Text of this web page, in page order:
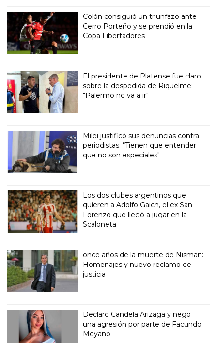
Colón consiguió un triunfazo ante
Cerro Porteño y se prendió en la
Copa Libertadores
El presidente de Platense fue claro
sobre la despedida de Riquelme:
"Palermo no va a ir"
Milei justificó sus denuncias contra
periodistas: “Tienen que entender
que no son especiales"
Los dos clubes argentinos que
quieren a Adolfo Gaich, el ex San
Lorenzo que llegó a jugar en la
Scaloneta
once años de la muerte de Nisman:
Homenajes y nuevo reclamo de
justicia
Declaró Candela Arizaga y negó
una agresión por parte de Facundo
Moyano